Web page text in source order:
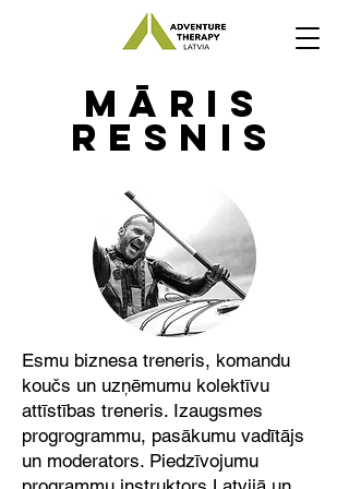
māris
resnis
Esmu biznesa treneris, komandu
koučs un uzņēmumu kolektīvu
attīstības treneris. Izaugsmes
progrogrammu, pasākumu vadītājs
un moderators. Piedzīvojumu